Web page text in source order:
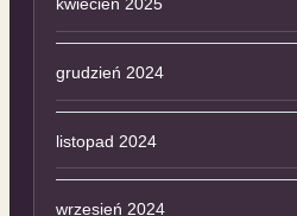
grudzień 2024
listopad 2024
wrzesień 2024